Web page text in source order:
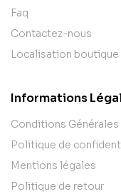
Faq
Contactez-nous
Localisation boutique
Informations
Conditions Générales
Politique de
Mentions légales
Politique de retour